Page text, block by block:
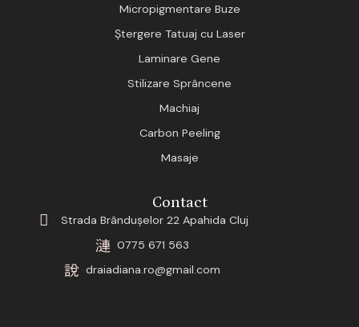
Micropigmentare Buze
Ștergere Tatuaj cu Laser
Laminare Gene
Stilizare Sprâncene
Machiaj
Carbon Peeling
Masaje
Contact
Strada Brânduşelor 22 Apahida Cluj
0775 671 563
draiadiana.ro@gmail.com